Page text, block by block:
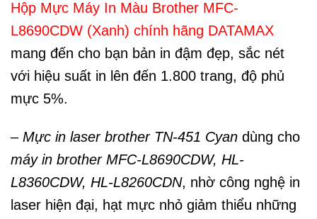
Hộp Mực Máy In Màu Brother MFC-
L8690CDW (Xanh) chính hãng DATAMAX
mang đến cho bạn bản in đậm đẹp, sắc nét
với hiệu suất in lên đến 1.800 trang, độ phủ
mực 5%.
– Mực in laser brother TN-451 Cyan dùng cho
máy in brother MFC-L8690CDW, HL-
L8360CDW, HL-L8260CDN, nhờ công nghệ in
laser hiện đại, hạt mực nhỏ giảm thiểu những